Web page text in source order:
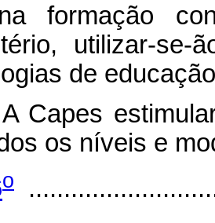
formação
utilizar-se-
de
Capes
os níveis e
o